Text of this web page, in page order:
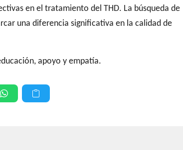
en el tratamiento del THD. La búsqueda de
una diferencia significativa en la calidad de
apoyo y empatía.